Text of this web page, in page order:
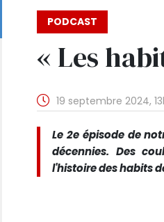
PODCAST
« Les
19 septembre 2024,
Le 2e épisode de
décennies. Des
l'histoire des habits